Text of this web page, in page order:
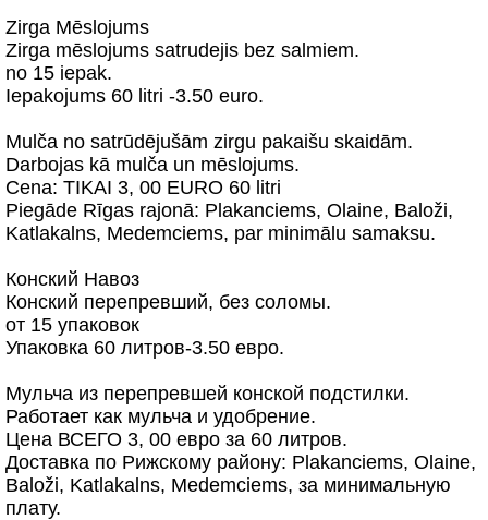
Zirga Mēslojums
Zirga mēslojums satrudejis bez salmiem.
no 15 iepak.
Iepakojums 60 litri -3.50 euro.
Mulča no satrūdējušām zirgu pakaišu skaidām.
Darbojas kā mulča un mēslojums.
Cena: TIKAI 3, 00 EURO 60 litri
Piegāde Rīgas rajonā: Plakanciems, Olaine, Baloži,
Katlakalns, Medemciems, par minimālu samaksu.
Конский Навоз
Конский перепревший, без соломы.
от 15 упаковок
Упаковка 60 литров-3.50 евро.
Мульча из перепревшей конской подстилки.
Работает как мульча и удобрение.
Цена ВСЕГО 3, 00 евро за 60 литров.
Доставка по Рижскому району: Plakanciems, Olaine,
Baloži, Katlakalns, Medemciems, за минимальную
плату.